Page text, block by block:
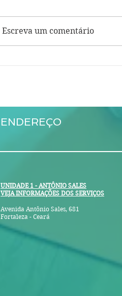
interno. Pode causar vertigem,
perda auditiva e outros
Escreva um comentário
ENDEREÇO
UNIDADE 1 - ANTÔNIO SALES
VEJA INFORMAÇÕES DOS SERVIÇOS
Avenida Antônio Sales, 681
Fortaleza - Ceará